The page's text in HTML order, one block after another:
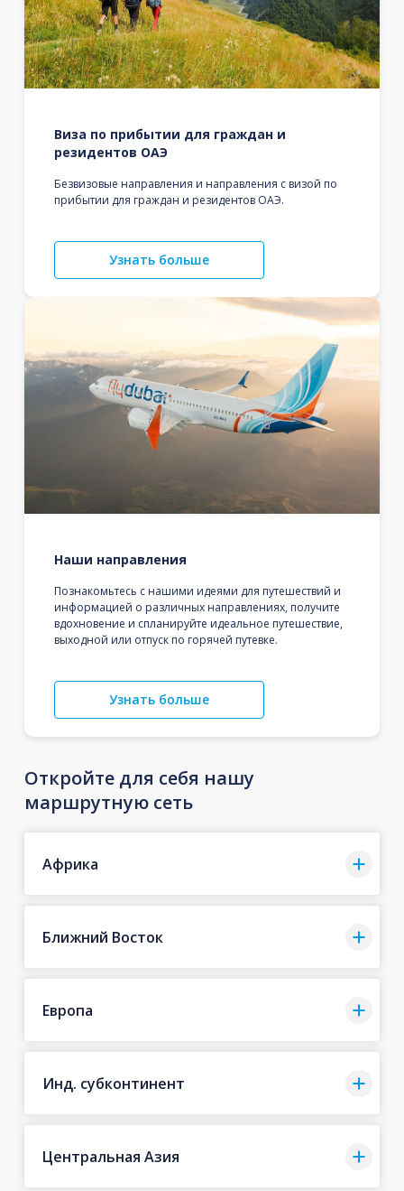
Виза по прибытии для граждан и
резидентов ОАЭ
Безвизовые направления и направления с визой по
прибытии для граждан и резидентов ОАЭ.
Узнать больше
Наши направления
Познакомьтесь с нашими идеями для путешествий и
информацией о различных направлениях, получите
вдохновение и спланируйте идеальное путешествие,
выходной или отпуск по горячей путевке.
Узнать больше
Откройте для себя нашу
маршрутную сеть
Африка
Ближний Восток
Европа
Инд. субконтинент
Центральная Азия